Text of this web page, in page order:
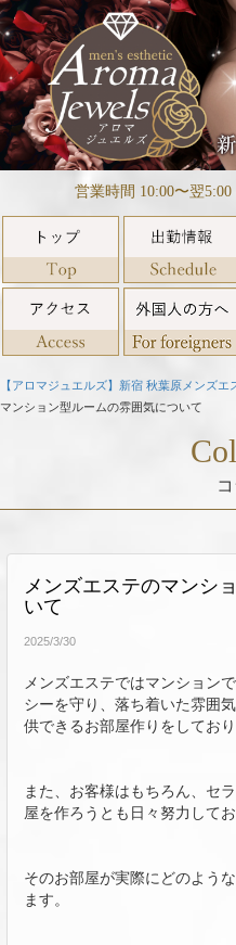
営業時間 10:00〜翌5:00
【アロマジュエルズ】新宿 秋葉原メンズエ
マンション型ルームの雰囲気について
メンズエステのマンシ
いて
2025/3/30
メンズエステではマンション
シーを守り、落ち着いた雰囲
供できるお部屋作りをしており
また、お客様はもちろん、セ
屋を作ろうとも日々努力してお
そのお部屋が実際にどのよう
ます。